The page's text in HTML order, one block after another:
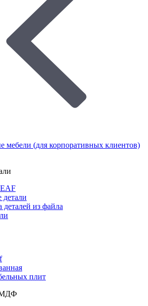
мебели (для корпоративных клиентов)
деталей из файла
плит
МДФ